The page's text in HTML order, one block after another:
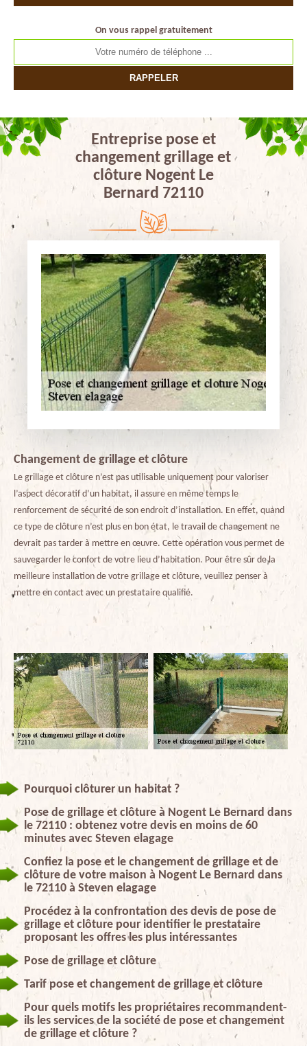
On vous rappel gratuitement
Entreprise pose et
changement grillage et
clôture Nogent Le
Bernard 72110
Changement de grillage et clôture
Le grillage et clôture n’est pas utilisable uniquement pour valoriser
l’aspect décoratif d’un habitat, il assure en même temps le
renforcement de sécurité de son endroit d’installation. En effet, quand
ce type de clôture n’est plus en bon état, le travail de changement ne
devrait pas tarder à mettre en œuvre. Cette opération vous permet de
sauvegarder le confort de votre lieu d’habitation. Pour être sûr de la
meilleure installation de votre grillage et clôture, veuillez penser à
mettre en contact avec un prestataire qualifié.
Pourquoi clôturer un habitat ?
Pose de grillage et clôture à Nogent Le Bernard dans
le 72110 : obtenez votre devis en moins de 60
minutes avec Steven elagage
Confiez la pose et le changement de grillage et de
clôture de votre maison à Nogent Le Bernard dans
le 72110 à Steven elagage
Procédez à la confrontation des devis de pose de
grillage et clôture pour identifier le prestataire
proposant les offres les plus intéressantes
Pose de grillage et clôture
Tarif pose et changement de grillage et clôture
Pour quels motifs les propriétaires recommandent-
ils les services de la société de pose et changement
de grillage et clôture ?